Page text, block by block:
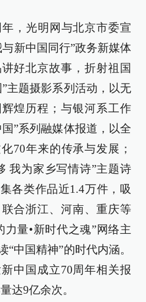
，光明网与北京市委宣
新中国同行”政务新媒体
好北京故事，折射祖国
主题摄影系列活动，以无
煌历程；与银河系工作
”系列融媒体报道，以全
70年来的传承与发展；
我为家乡写情诗”主题诗
各类作品近1.4万件，吸
合浙江、河南、重庆等
量•新时代之魂”网络主
“中国精神”的时代内涵。
中国成立70周年相关报
达9亿余次。